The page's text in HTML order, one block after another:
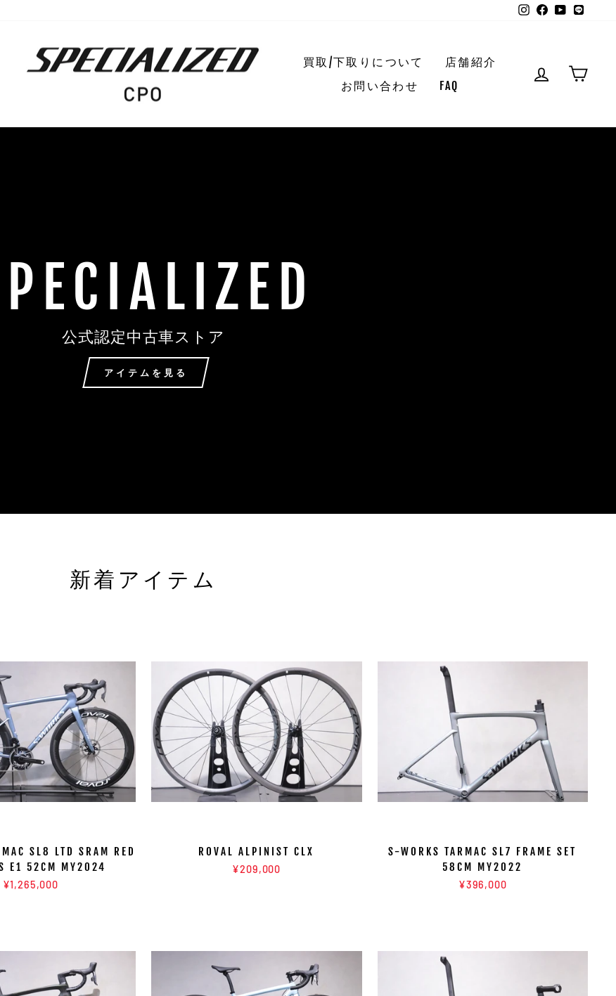
Instagram
Facebook
YouTube
ス
ペ
シ
ャ
CPO
オ
ン
ラ
イ
ン
買取/下取りについて
店舗紹介
お問い合わせ
FAQ
ログイン
公式認定中古車ストア
アイテムを見る
新着アイテム
SL8 LTD SRAM RED
E1 52CM MY2024
¥1,265,000
ROVAL ALPINIST CLX
¥209,000
S-WORKS TARMAC SL7 FRAME SET
58CM MY2022
¥396,000